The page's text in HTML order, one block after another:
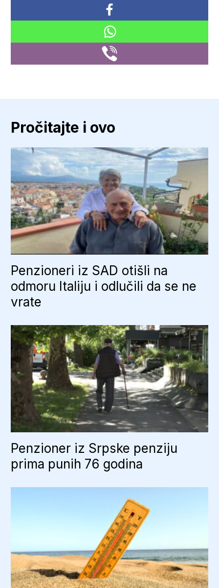
Pročitajte i ovo
Penzioneri iz SAD otišli na
odmoru Italiju i odlučili da se ne
vrate
Penzioner iz Srpske penziju
prima punih 76 godina